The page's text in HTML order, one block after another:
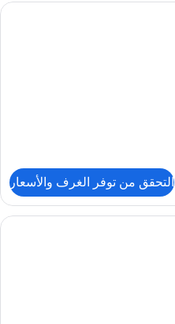
ميني بار ومكتب ومساحة عمل للكمبيوتر
التحقق من توفر الغرف والأسعار
ميني بار ومكتب ومساحة عمل للكمبيوتر